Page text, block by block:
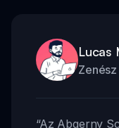
Lucas
Zenész
“Az Abgerny